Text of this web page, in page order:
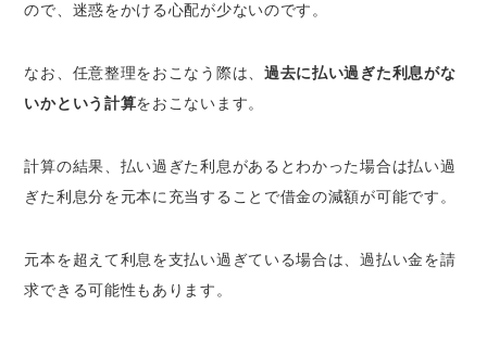
ので、迷惑をかける心配が少ないのです。
なお、任意整理をおこなう際は、 過去に払い過ぎた利息がな
いかという計算をおこないます。
計算の結果、払い過ぎた利息があるとわかった場合は払い過
ぎた利息分を元本に充当することで借金の減額が可能です。
元本を超えて利息を支払い過ぎている場合は、過払い金を請
求できる可能性もあります。